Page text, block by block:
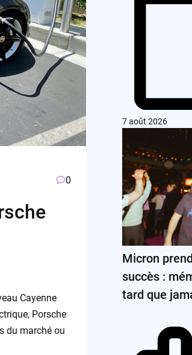
0
Cayenne
Porsche
du marché ou
7 août 2026
Micron
succès :
tard que